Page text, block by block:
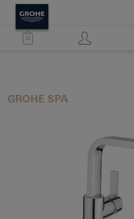
GROHE SPA